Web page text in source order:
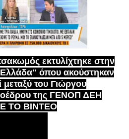
εκτυλίχτηκε στην
όπου ακούστηκαν
μεταξύ του Γιώργου
της ΓΕΝΟΠ ΔΕΗ
ΤΟ ΒΙΝΤΕΟ